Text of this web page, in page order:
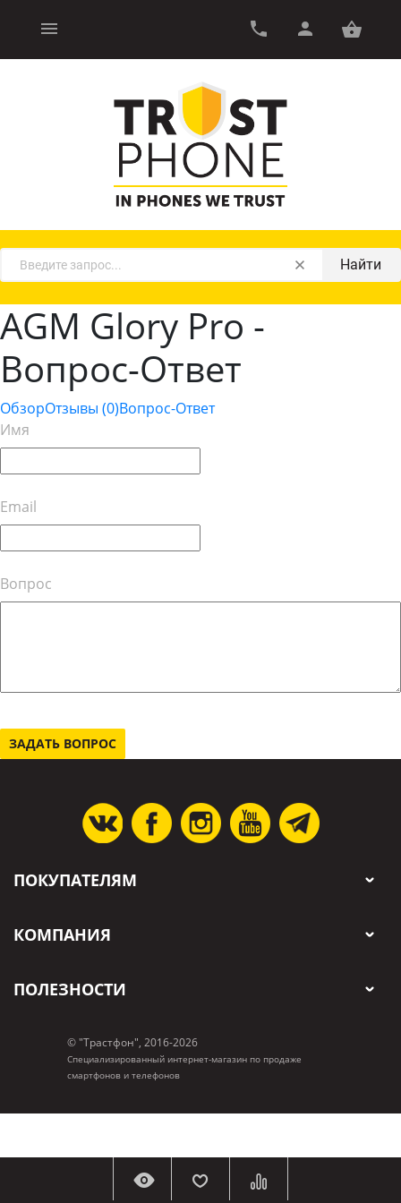
Найти
AGM Glory Pro -
Вопрос-Ответ
ОбзорОтзывы (0)Вопрос-Ответ
Имя
Email
Вопрос
ПОКУПАТЕЛЯМ
КОМПАНИЯ
ПОЛЕЗНОСТИ
© "Трастфон", 2016-2026
Специализированный интернет-магазин по продаже
смартфонов и телефонов